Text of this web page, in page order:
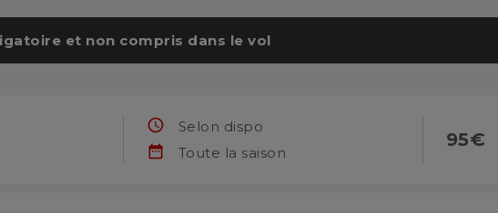
et non compris dans le vol
schedule Selon dispo
date_range Toute la saison
95€